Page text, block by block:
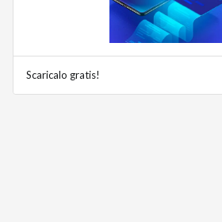
Scaricalo gratis!